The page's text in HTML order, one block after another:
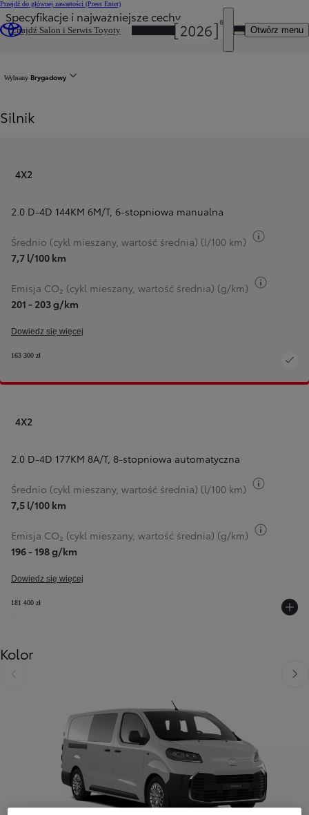
Przejdź do głównej zawartości (Press Enter)
Znajdź Salon i Serwis Toyoty
DEALER NAME
Otwórz menu
Specyfikacje i najważniejsze cechy
Wybrany Brygadowy
Silnik
4X2
2.0 D-4D 144KM 6M/T, 6-stopniowa manualna
Średnio (cykl mieszany, wartość średnia) (l/100 km)
7,7 l/100 km
Emisja CO₂ (cykl mieszany, wartość średnia) (g/km)
201 - 203 g/km
Dowiedz się więcej
163 300 zł
4X2
2.0 D-4D 177KM 8A/T, 8-stopniowa automatyczna
Średnio (cykl mieszany, wartość średnia) (l/100 km)
7,5 l/100 km
Emisja CO₂ (cykl mieszany, wartość średnia) (g/km)
196 - 198 g/km
Dowiedz się więcej
181 400 zł
Kolor
Poprzedni